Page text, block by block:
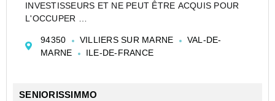
INVESTISSEURS ET NE PEUT ÊTRE ACQUIS POUR
L'OCCUPER
ETUDIANTE DE TYPE STUDIO DE 18 M² À VILLIERS
SUR MARNE - LES PRUNAIS - OFFICE HOTELIER DU
94350 VILLIERS SUR MARNE
VAL-DE-
MARNE
ILE-DE-FRANCE
SENIORISSIMMO